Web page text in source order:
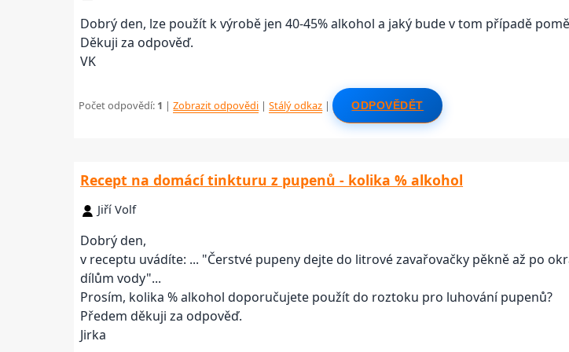
Dobrý den, lze použít k výrobě jen 40-45% alkohol a jaký bude v tom případě
Děkuji za odpověď.
VK
Počet odpovědí: 1 |Zobrazit odpovědi |Stálý odkaz | ODPOVĚDĚT
Recept na domácí tinkturu z pupenů - kolika % alkohol
Jiří Volf
Dobrý den,
v receptu uvádíte: ... "Čerstvé pupeny dejte do litrové zavařovačky pěkně až po
dílům vody"...
Prosím, kolika % alkohol doporučujete použít do roztoku pro luhování pupenů?
Předem děkuji za odpověď.
Jirka